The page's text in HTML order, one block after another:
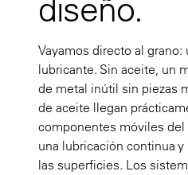
diseño.
Vayamos directo al
lubricante. Sin aceite, un
de metal inútil sin piezas
de aceite llegan
componentes móviles
una lubricación continua
las superficies. Los